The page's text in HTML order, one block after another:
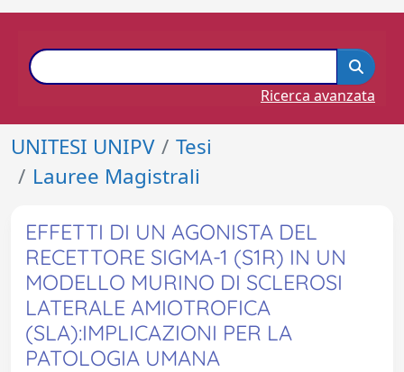
Ricerca avanzata
UNITESI UNIPV
Tesi
Lauree Magistrali
EFFETTI DI UN AGONISTA DEL
RECETTORE SIGMA-1 (S1R) IN UN
MODELLO MURINO DI SCLEROSI
LATERALE AMIOTROFICA
(SLA):IMPLICAZIONI PER LA
PATOLOGIA UMANA